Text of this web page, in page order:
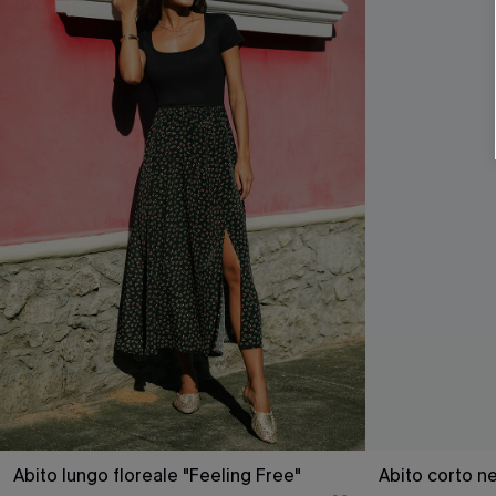
Abito lungo floreale "Feeling Free" Abito corto